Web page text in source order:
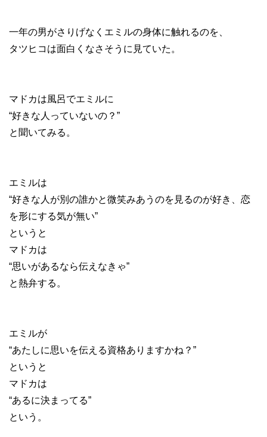
一年の男がさりげなくエミルの身体に触れるのを、
タツヒコは面白くなさそうに見ていた。
マドカは風呂でエミルに
“好きな人っていないの？”
と聞いてみる。
エミルは
“好きな人が別の誰かと微笑みあうのを見るのが好き、恋
を形にする気が無い”
というと
マドカは
“思いがあるなら伝えなきゃ”
と熱弁する。
エミルが
“あたしに思いを伝える資格ありますかね？”
というと
マドカは
“あるに決まってる”
という。